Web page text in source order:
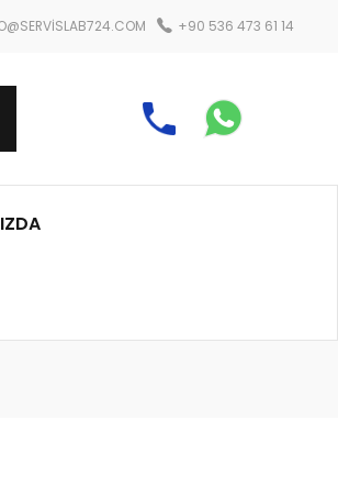
+90 536 473 61 14